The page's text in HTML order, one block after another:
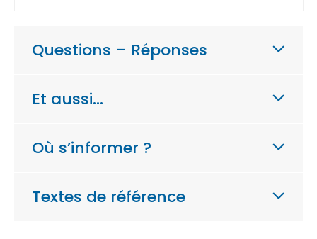
Questions – Réponses
Et aussi…
Où s’informer ?
Textes de référence